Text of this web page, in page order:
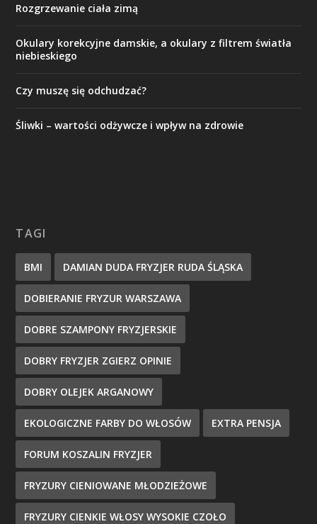
Rozgrzewanie ciała zimą
Okulary korekcyjne damskie, a okulary z filtrem światła
niebieskiego
Czy muszę się odchudzać?
Śliwki – wartości odżywcze i wpływ na zdrowie
TAGI
BMI DAMIAN DUDA FRYZJER RUDA ŚLĄSKA
DOBIERANIE FRYZUR WARSZAWA
DOBRE SZAMPONY FRYZJERSKIE
DOBRY FRYZJER ZGIERZ OPINIE
DOBRY OLEJEK ARGANOWY
EKOLOGICZNE FARBY DO WŁOSÓW EXTRA PENSJA
FORUM KOSZALIN FRYZJER
FRYZURY CIENIOWANE MŁODZIEŻOWE
FRYZURY CIENKIE WŁOSY WYSOKIE CZOŁO